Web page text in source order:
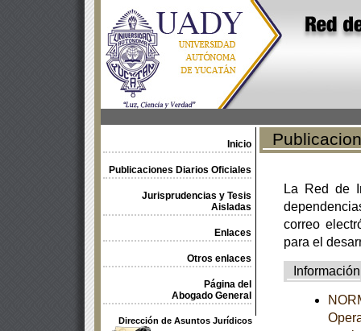
Inicio
Publicaciones Diarios Oficiales
Jurisprudencias y Tesis
Aisladas
Enlaces
Otros enlaces
Página del
Abogado General
Dirección de Asuntos Jurídicos
La Red de
correo
para el
Información